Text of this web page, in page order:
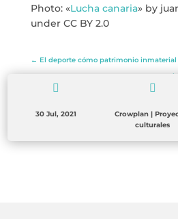
Photo: «Lucha canaria» by
under CC BY 2.0
← El deporte cómo patrimonio inmaterial
La Marquesa

30 Jul, 2021

Crowplan |
culturales